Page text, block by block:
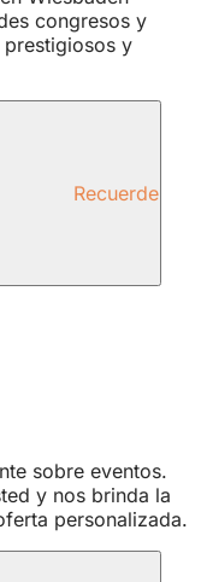
congresos y
y
Recuerde
sobre eventos.
y nos brinda la
personalizada.